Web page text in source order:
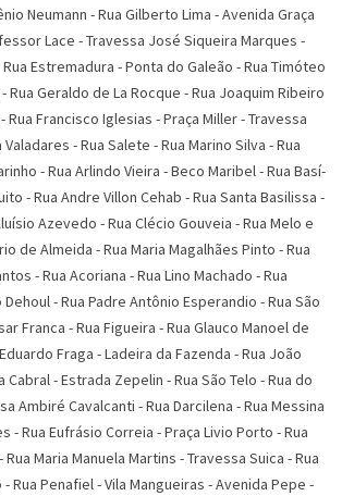
Neumann -Rua Gilberto Lima -Avenida Graça
Lace -Travessa José Siqueira Marques -
Rua Estremadura -Ponta do Galeão -Rua Timóteo
-Rua Geraldo de La Rocque -Rua Joaquim Ribeiro
-Rua Francisco Iglesias -Praça Miller-Travessa
Valadares -Rua Salete -Rua Marino Silva -Rua
-Rua Arlindo Vieira -Beco Maribel-Rua Basí­
-Rua Andre Villon Cehab -Rua Santa Basilissa -
Azevedo -Rua Clécio Gouveia -Rua Melo e
de Almeida -Rua Maria Magalhães Pinto -Rua
-Rua Acoriana -Rua Lino Machado -Rua
Dehoul-Rua Padre Antônio Esperandio -Rua São
Franca -Rua Figueira -Rua Glauco Manoel de
Fraga -Ladeira da Fazenda -Rua João
Cabral-Estrada Zepelin -Rua São Telo -Rua do
Ambiré Cavalcanti -Rua Darcilena -Rua Messina
-Rua Eufrásio Correia -Praça Livio Porto -Rua
-Rua Maria Manuela Martins -Travessa Suica -Rua
-Rua Penafiel-Vila Mangueiras -Avenida Pepe -